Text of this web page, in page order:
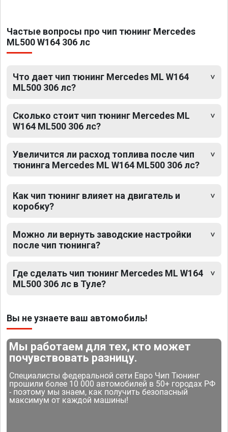
Частые вопросы про чип тюнинг Mercedes
ML500 W164 306 лс
Что дает чип тюнинг Mercedes ML W164
ML500 306 лс?
Сколько стоит чип тюнинг Mercedes ML
W164 ML500 306 лс?
Увеличится ли расход топлива после чип
тюнинга Mercedes ML W164 ML500 306 лс?
Как чип тюнинг влияет на двигатель и
коробку?
Можно ли вернуть заводские настройки
после чип тюнинга?
Где сделать чип тюнинг Mercedes ML W164
ML500 306 лс в Туле?
Вы не узнаете ваш автомобиль!
Мы работаем для тех, кто может
почувствовать разницу.
Специалисты федеральной сети Евро Чип Тюнинг
прошили более 10 000 автомобилей в 50+ городах РФ
- поэтому мы знаем, как получить безопасный
максимум от каждой машины!